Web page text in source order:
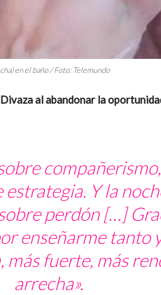
en el baño / Foto: Telemundo
al abandonar la
Y la
perdón […]
enseñarme tanto
más fuerte, más
arrecha».